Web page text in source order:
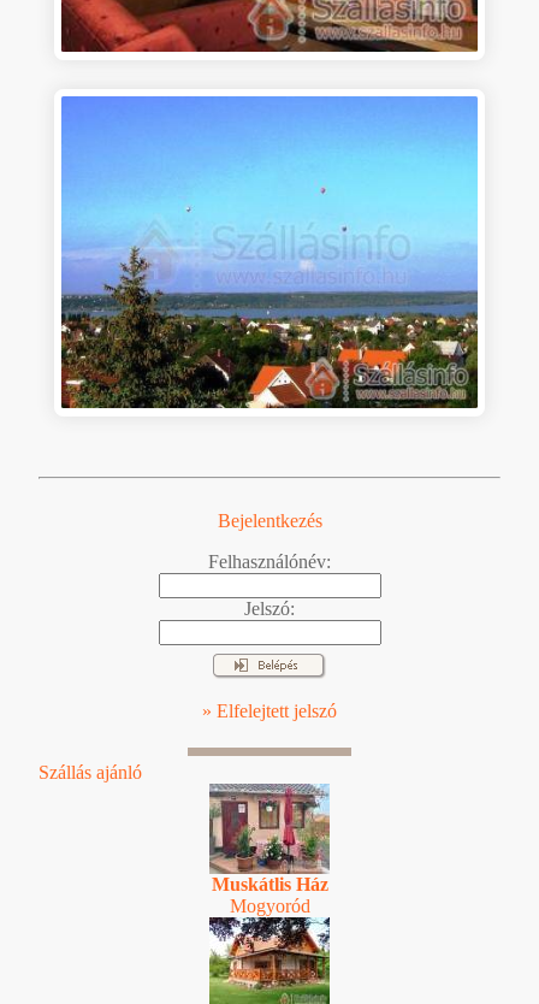
Bejelentkezés
Felhasználónév:
Jelszó:
» Elfelejtett jelszó
Szállás ajánló
Muskátlis Ház
Mogyoród